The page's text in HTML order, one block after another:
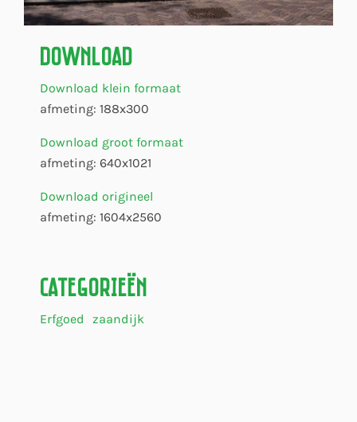
Download
Download klein formaat
afmeting: 188x300
Download groot formaat
afmeting: 640x1021
Download origineel
afmeting: 1604x2560
Categorieën
Erfgoed zaandijk